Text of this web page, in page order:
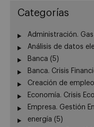
Categorías
Administración.
Análisis de datos
Banca (5)
Banca. Crisis
Creación de empleo
Economía. Crisis
Empresa. Gestión
energía (5)